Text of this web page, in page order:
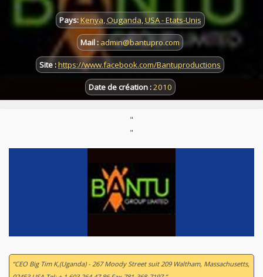
Pays:Kenya,Ouganda,USA - Etats-Unis
Mail : admin@bantupro.com
Site :https://www.facebook.com/Bantuproductions
Date de création :2010
"
"
“CEO Big Tim K,(Uganda) - 267 Moody Street suit 209 Waltham, Massachusetts,